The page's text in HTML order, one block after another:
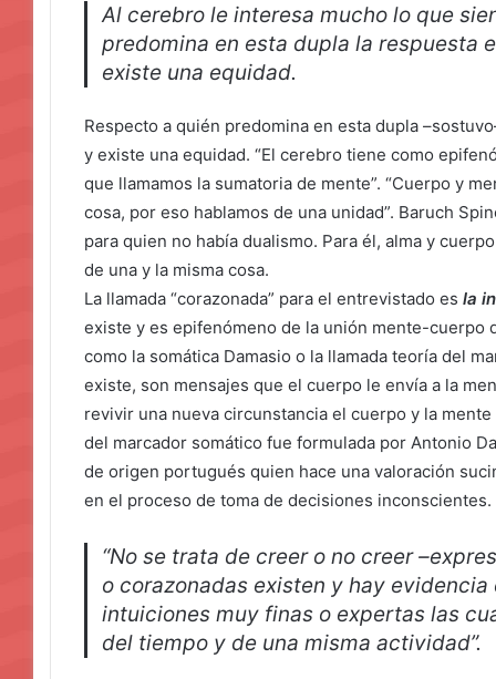
Al cerebro le interesa mucho lo que
predomina en esta dupla la respuesta
existe una equidad.
Respecto a quién predomina en esta dupla
y existe una equidad. “El cerebro tiene como
que llamamos la sumatoria de mente”. “Cuerpo y
cosa, por eso hablamos de una unidad”. Baruch
para quien no había dualismo. Para él, alma y
de una y la misma cosa.
La llamada “corazonada” para el entrevistado es la
existe y es epifenómeno de la unión mente-cuerpo
como la somática Damasio o la llamada teoría del
existe, son mensajes que el cuerpo le envía a la
revivir una nueva circunstancia el cuerpo y la
del marcador somático fue formulada por Antonio
de origen portugués quien hace una valoración
en el proceso de toma de decisiones inconscientes.
“No se trata de creer o no creer
o corazonadas existen y hay
intuiciones muy finas o expertas las
del tiempo y de una misma actividad”.